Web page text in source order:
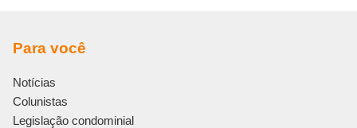
Para você
Notícias
Colunistas
Legislação condominial